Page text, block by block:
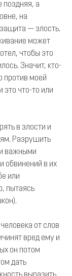
поздняя, а
на
— злость.
может
чтобы это
Значит, кто-
против моей
это что-то или
в злости и
Разрушить
важными
обвинений в их
или
пытаясь
от слов
вред ему и
он потом
дать